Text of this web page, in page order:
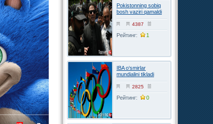
Pokistonning sobiq
bosh vaziri qamaldi
4387
Рейтинг: 1
IBA o‘smirlar
mundialini tikladi
2825
Рейтинг: 0